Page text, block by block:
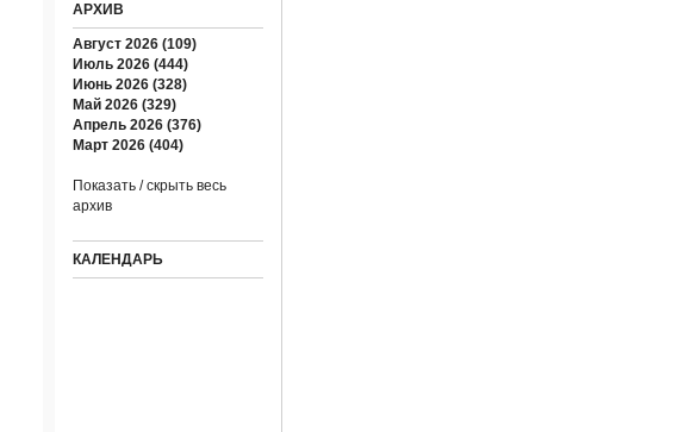
АРХИВ
Август 2026 (109)
Июль 2026 (444)
Июнь 2026 (328)
Май 2026 (329)
Апрель 2026 (376)
Март 2026 (404)
Показать / скрыть весь
архив
КАЛЕНДАРЬ